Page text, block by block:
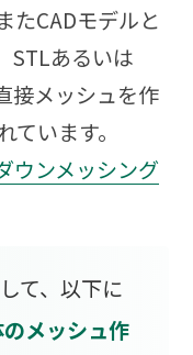
たCADモデルと
STLあるいは
接メッシュを作
います。
ウンメッシング
て、以下に
メッシュ作